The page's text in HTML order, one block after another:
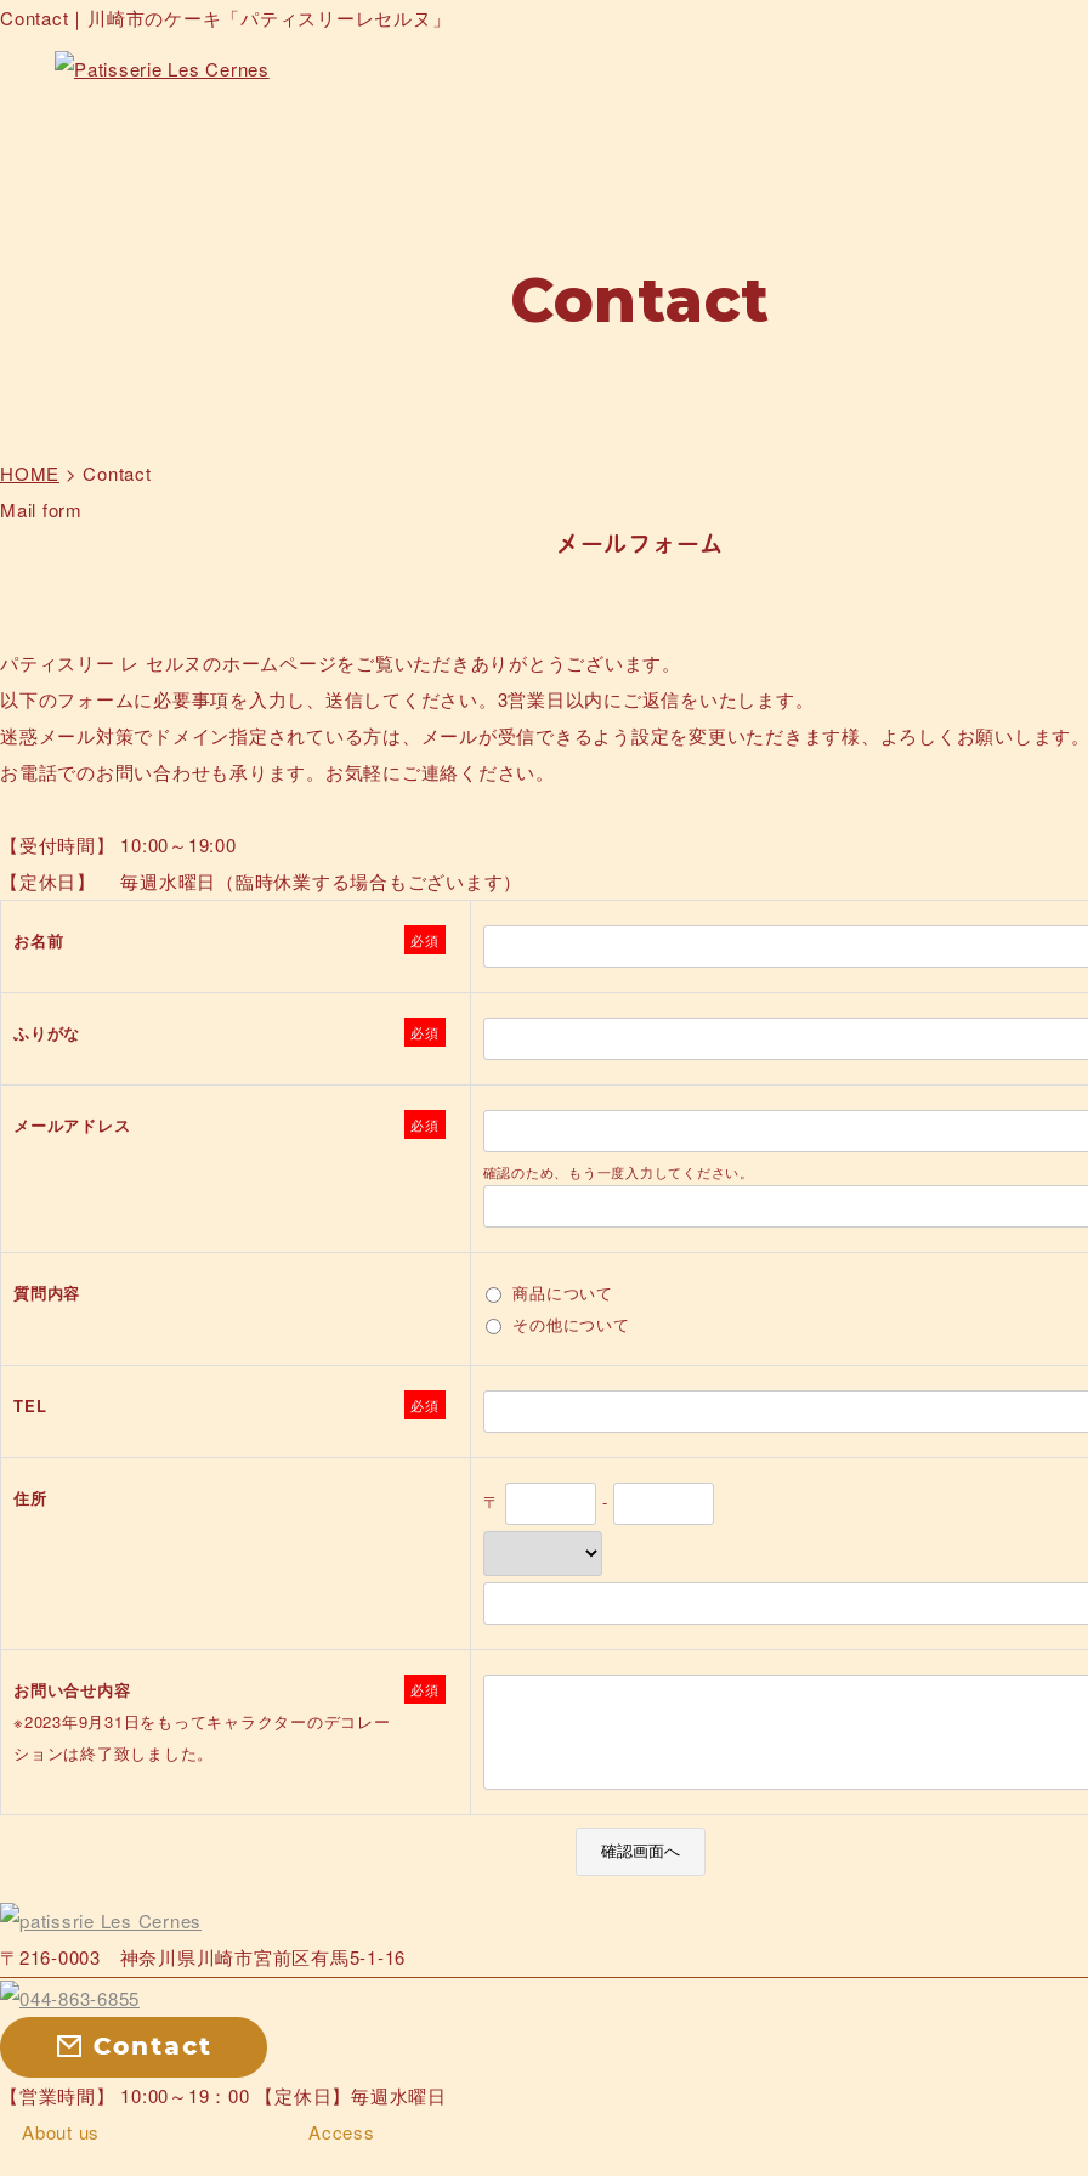
Contact｜川崎市のケーキ「パティスリーレセルヌ」
Contact
HOME >Contact
Mail form
メールフォーム
パティスリー レ セルヌのホームページをご覧いただきありがとうございます。
以下のフォームに必要事項を入力し、送信してください。3営業日以内にご返信をいたします。
迷惑メール対策でドメイン指定されている方は、メールが受信できるよう設定を変更いただきます様、よろしくお願いします
お電話でのお問い合わせも承ります。お気軽にご連絡ください。
【受付時間】 10:00～19:00
【定休日】 毎週水曜日（臨時休業する場合もございます）
お名前 必須
ふりがな 必須
メールアドレス 必須
確認のため、もう一度入力してください。
質問内容
商品について
その他について
TEL 必須
住所 〒 -
お問い合せ内容 必須
※2023年9月31日をもってキャラクターのデコレー
ションは終了致しました。
〒216-0003 神奈川県川崎市宮前区有馬5-1-16
【営業時間】 10:00～19：00 【定休日】毎週水曜日
About us
Access